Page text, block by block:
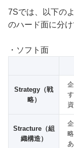
7Sでは、以下の
のハード面に分け
・ソフト面
Strategy（戦
略）
Stracture（組
織構造）